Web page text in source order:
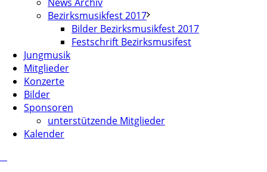
Bezirksmusikfest 2017
Bilder Bezirksmusikfest 2017
Festschrift Bezirksmusifest
Jungmusik
Mitglieder
Konzerte
Bilder
Sponsoren
unterstützende Mitglieder
Kalender